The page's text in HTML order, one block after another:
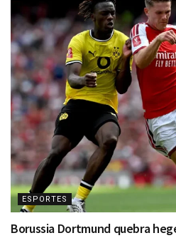
ESPORTES
Borussia Dortmund quebra